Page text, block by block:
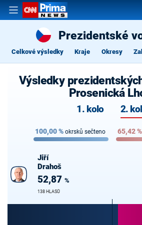
Prezidentské
Celkové výsledky Kraje Okresy
Výsledky
Prosenická
1. kolo 2.
100,00% okrsků sečteno 65,42%
Jiří
Drahoš
52,87 %
138 HLASŮ